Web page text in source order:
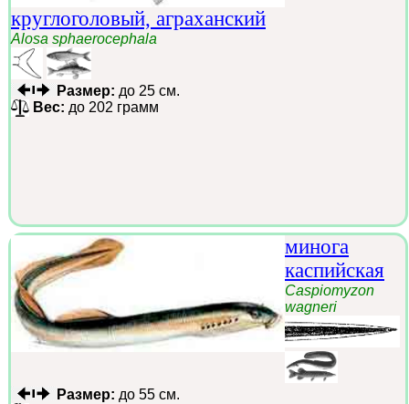
круглоголовый, аграханский
Alosa sphaerocephala
Размер: до 25 см.
Вес: до 202 грамм
минога
каспийская
Caspiomyzon
wagneri
Размер: до 55 см.